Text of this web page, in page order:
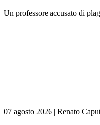
Un professore accusato di
07 agosto 2026 | Renato